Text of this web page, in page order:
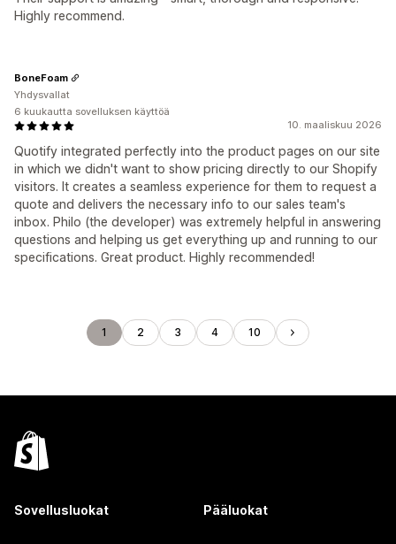
Highly recommend.
10. maaliskuu 2026
Quotify integrated perfectly into the product pages on our site
in which we didn't want to show pricing directly to our Shopify
visitors. It creates a seamless experience for them to request a
quote and delivers the necessary info to our sales team's
inbox. Philo (the developer) was extremely helpful in answering
questions and helping us get everything up and running to our
specifications. Great product. Highly recommended!
BoneFoam
Yhdysvallat
6 kuukautta sovelluksen käyttöä
1 2 3 4 10
Sovellusluokat Pääluokat